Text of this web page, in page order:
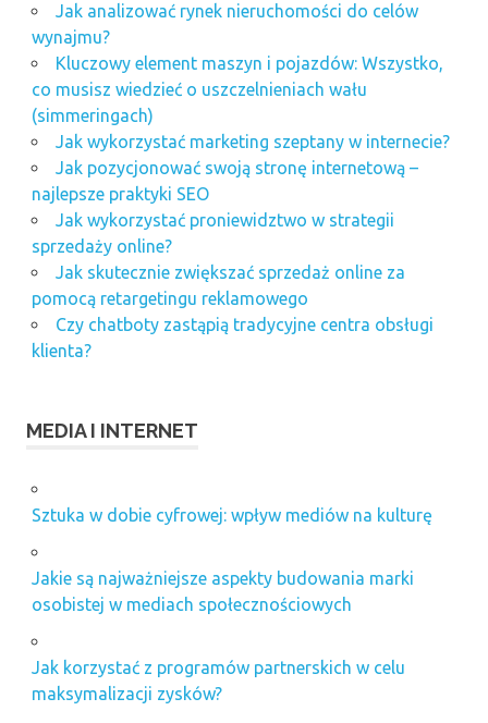
Jak analizować rynek nieruchomości do celów
wynajmu?
Kluczowy element maszyn i pojazdów: Wszystko,
co musisz wiedzieć o uszczelnieniach wału
(simmeringach)
Jak wykorzystać marketing szeptany w internecie?
Jak pozycjonować swoją stronę internetową –
najlepsze praktyki SEO
Jak wykorzystać proniewidztwo w strategii
sprzedaży online?
Jak skutecznie zwiększać sprzedaż online za
pomocą retargetingu reklamowego
Czy chatboty zastąpią tradycyjne centra obsługi
klienta?
MEDIA I INTERNET
Sztuka w dobie cyfrowej: wpływ mediów na kulturę
Jakie są najważniejsze aspekty budowania marki
osobistej w mediach społecznościowych
Jak korzystać z programów partnerskich w celu
maksymalizacji zysków?